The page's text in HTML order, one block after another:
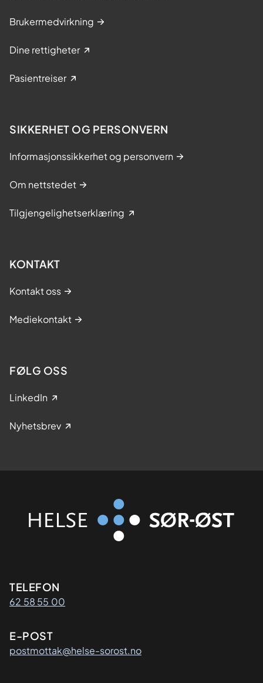
Brukermedvirkning
Dine rettigheter
Pasientreiser
SIKKERHET OG PERSONVERN
Informasjonssikkerhet og personvern
Om nettstedet
Tilgjengelighetserklæring
KONTAKT
Kontakt oss
Mediekontakt
FØLG OSS
LinkedIn
Nyhetsbrev
Kontaktinformasjon
TELEFON
62 58 55 00
E-POST
postmottak@helse-sorost.no